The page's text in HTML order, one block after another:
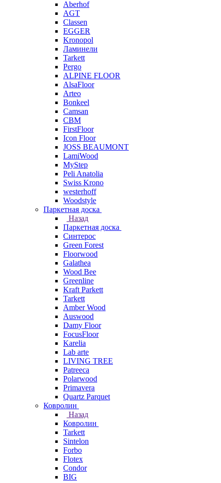
Aberhof
AGT
Classen
EGGER
Kronopol
Ламинели
Tarkett
Pergo
ALPINE FLOOR
AlsaFloor
Arteo
Bonkeel
Camsan
CBM
FirstFloor
Icon Floor
JOSS BEAUMONT
LamiWood
MyStep
Peli Anatolia
Swiss Krono
westerhoff
Woodstyle
Паркетная доска
Назад
Паркетная доска
Синтерос
Green Forest
Floorwood
Galathea
Wood Bee
Greenline
Kraft Parkett
Tarkett
Amber Wood
Auswood
Damy Floor
FocusFloor
Karelia
Lab arte
LIVING TREE
Patreeca
Polarwood
Primavera
Quartz Parquet
Ковролин
Назад
Ковролин
Tarkett
Sintelon
Forbo
Flotex
Condor
BIG